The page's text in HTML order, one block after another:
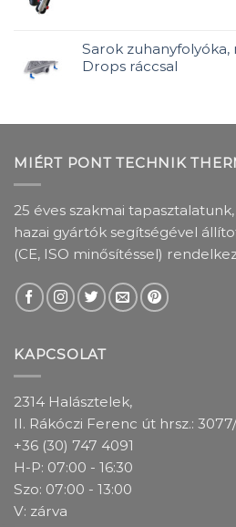
Sarok
Drops ráccsal
MIÉRT PONT TECHNIK
25 éves szakmai
hazai gyártók segítségével
(CE, ISO minősítéssel)
KAPCSOLAT
2314 Halásztelek,
II. Rákóczi Ferenc út hrsz.: 3077/
+36 (30) 747 4091
H-P: 07:00 - 16:30
Szo: 07:00 - 13:00
V: zárva